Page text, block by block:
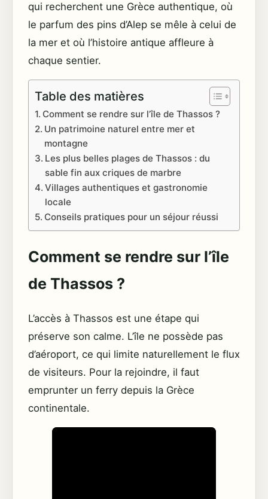
qui recherchent une Grèce authentique, où
le parfum des pins d’Alep se mêle à celui de
la mer et où l’histoire antique affleure à
chaque sentier.
Table des matières
Comment se rendre sur l’île de Thassos ?
Un patrimoine naturel entre mer et
montagne
Les plus belles plages de Thassos : du
sable fin aux criques de marbre
Villages authentiques et gastronomie
locale
Conseils pratiques pour un séjour réussi
Comment se rendre sur l’île
de Thassos ?
L’accès à Thassos est une étape qui
préserve son calme. L’île ne possède pas
d’aéroport, ce qui limite naturellement le flux
de visiteurs. Pour la rejoindre, il faut
emprunter un ferry depuis la Grèce
continentale.